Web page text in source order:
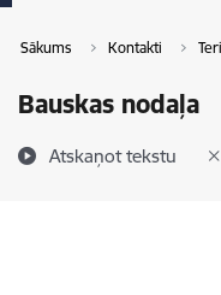
Sākums Kontakti
Bauskas nodaļa
Atskaņot tekstu